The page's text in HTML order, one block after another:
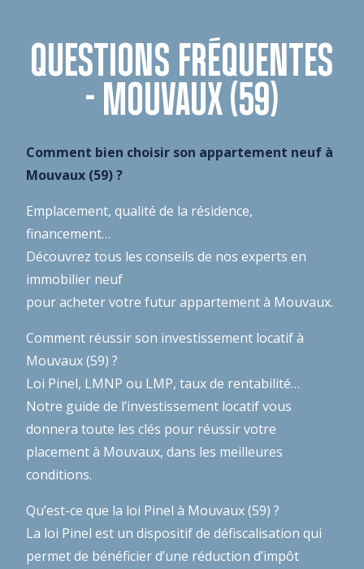
QUESTIONS FRÉQUENTES
- MOUVAUX (59)
Comment bien choisir son appartement neuf à
Mouvaux (59) ?
Emplacement, qualité de la résidence,
financement…
Découvrez tous les conseils de nos experts en
immobilier neuf
pour acheter votre futur appartement à Mouvaux.
Comment réussir son investissement locatif à
Mouvaux (59) ?
Loi Pinel, LMNP ou LMP, taux de rentabilité…
Notre guide de l’investissement locatifvous
donnera toute les clés pour réussir votre
placement à Mouvaux, dans les meilleures
conditions.
Qu’est-ce que la loi Pinel à Mouvaux (59) ?
La loi Pinel est un dispositif de défiscalisation qui
permet de bénéficier d’une réduction d’impôt